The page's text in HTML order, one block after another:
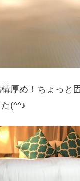
厚め！ちょっと
(^^♪